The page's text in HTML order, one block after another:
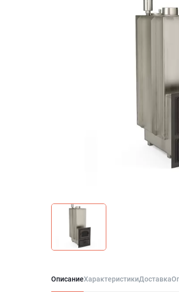
ОписаниеХарактеристикиДоставка